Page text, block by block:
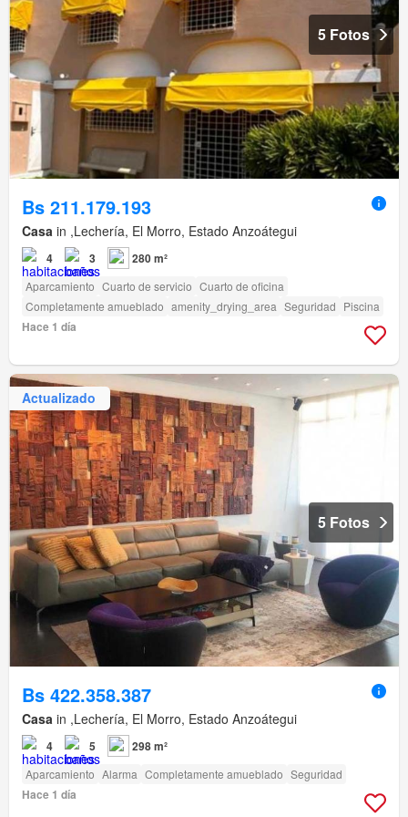
5 Fotos
Bs 211.179.193
Casa in ,Lechería, El Morro, Estado Anzoátegui
4 3 280 m²
Aparcamiento Cuarto de servicio Cuarto de oficina
Completamente amueblado amenity_drying_area Seguridad Piscina
Hace 1 día
Actualizado
5 Fotos
Bs 422.358.387
Casa in ,Lechería, El Morro, Estado Anzoátegui
4 5 298 m²
Aparcamiento Alarma Completamente amueblado Seguridad
Hace 1 día